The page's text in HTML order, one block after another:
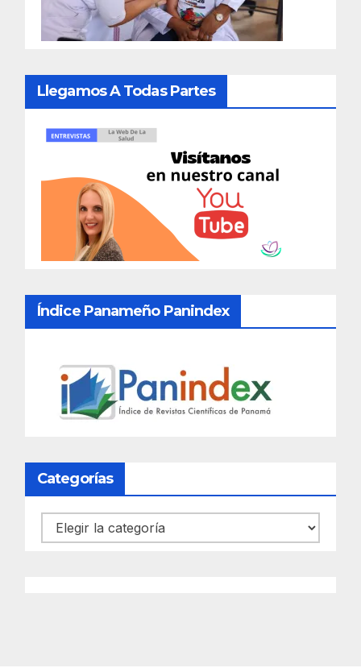
Llegamos A Todas Partes
Índice Panameño Panindex
Categorías
Categorías